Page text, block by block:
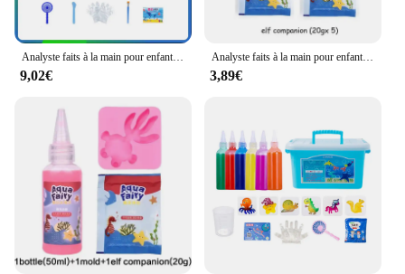
9,02€
Analyste faits à la main pour enfants, bricolage, eau, elfe, océan, moule, compagnon, 3D, nickel é, Aqua, gel, ensemble de jouets, artisanat, cadeau
3,89€